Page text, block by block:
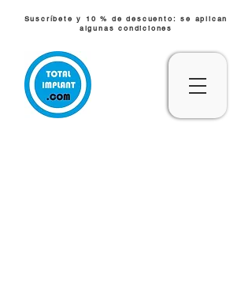
Suscríbete y 10 % de descuento: se aplican
algunas condiciones